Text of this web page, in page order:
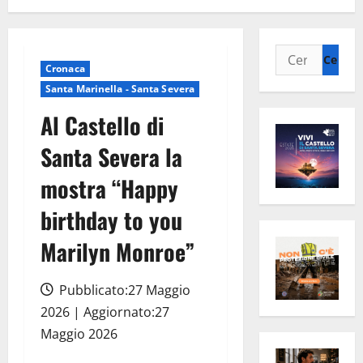
Cronaca
Santa Marinella - Santa Severa
Al Castello di
Santa Severa la
mostra “Happy
birthday to you
Marilyn Monroe”
Pubblicato:27 Maggio
2026 | Aggiornato:27
Maggio 2026
Ricerca
per: